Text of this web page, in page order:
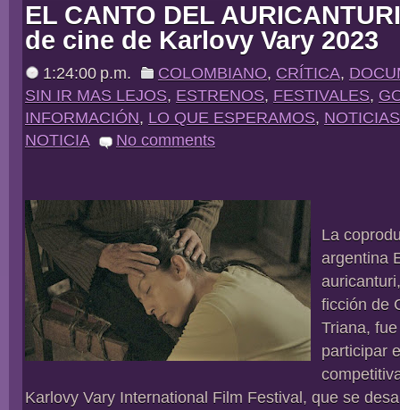
EL CANTO DEL
de cine de Karlovy Vary 2023
1:24:00 p.m. COLOMBIANO, CRÍTICA,
SIN IR MAS LEJOS, ESTRENOS, FESTIVALES,
INFORMACIÓN, LO QUE ESPERAMOS, NOTICIAS
NOTICIA
No comments
La
argentina
ficción de
Triana,
participar
Karlovy Vary International Film Festival, que se